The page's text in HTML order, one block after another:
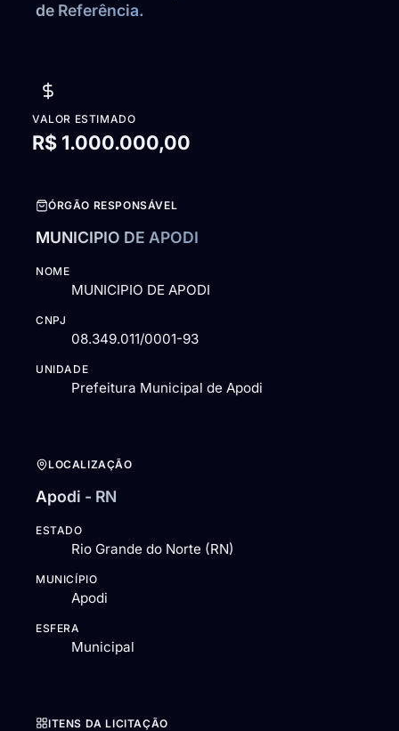
de Referência.
VALOR ESTIMADO
R$ 1.000.000,00
ÓRGÃO RESPONSÁVEL
MUNICIPIO DE APODI
NOME
MUNICIPIO DE APODI
CNPJ
08.349.011/0001-93
UNIDADE
Prefeitura Municipal de Apodi
LOCALIZAÇÃO
Apodi - RN
ESTADO
Rio Grande do Norte (RN)
MUNICÍPIO
Apodi
ESFERA
Municipal
ITENS DA LICITAÇÃO